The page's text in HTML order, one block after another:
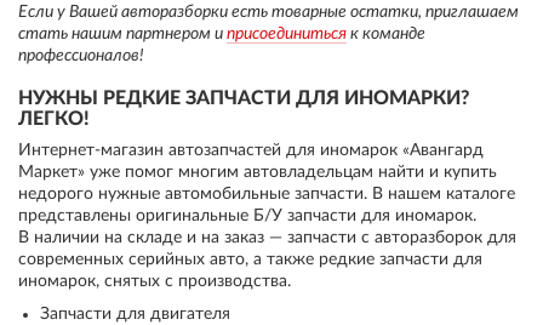
Если у Вашей авторазборки есть товарные остатки, приглашаем
стать нашим партнером и присоединиться к команде
профессионалов!
НУЖНЫ РЕДКИЕ ЗАПЧАСТИ ДЛЯ ИНОМАРКИ?
ЛЕГКО!
Интернет-магазин автозапчастей для иномарок «Авангард
Маркет» уже помог многим автовладельцам найти и купить
недорого нужные автомобильные запчасти. В нашем каталоге
представлены оригинальные Б/У запчасти для иномарок.
В наличии на складе и на заказ — запчасти с авторазборок для
современных серийных авто, а также редкие запчасти для
иномарок, снятых с производства.
Запчасти для двигателя